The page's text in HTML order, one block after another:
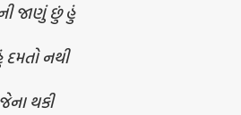
જાણું છું હું
નથી
થકી